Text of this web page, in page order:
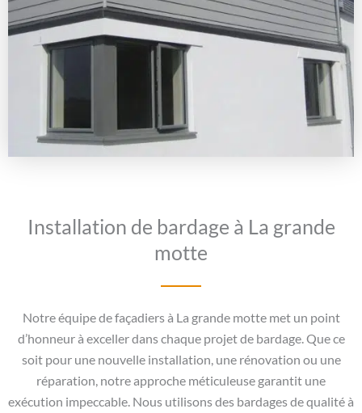
Installation de bardage à La grande
motte
Notre équipe de façadiers à La grande motte met un point
d’honneur à exceller dans chaque projet de bardage. Que ce
soit pour une nouvelle installation, une rénovation ou une
réparation, notre approche méticuleuse garantit une
exécution impeccable. Nous utilisons des bardages de qualité à